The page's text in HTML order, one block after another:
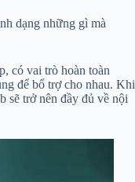
dạng những gì mà
có vai trò hoàn toàn
để bổ trợ cho nhau. Khi
sẽ trở nên đầy đủ về nội